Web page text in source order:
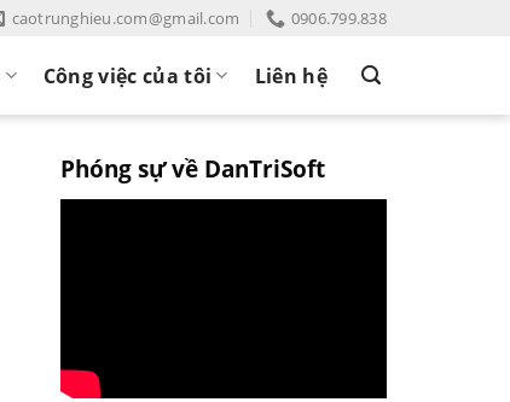
caotrunghieu.com@gmail.com 0906.799.838
Công việc của tôi Liên hệ
Phóng sự về DanTriSoft